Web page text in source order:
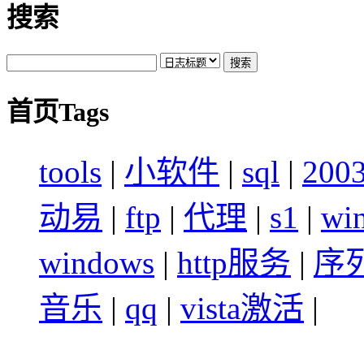
搜索
首页Tags
tools | 小软件 | sql |
动易 | ftp | 代理 | s1 |
windows | http服务 | 序
音乐 | qq | vista激活 |